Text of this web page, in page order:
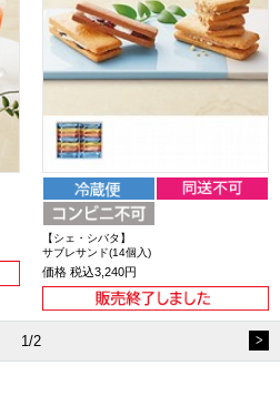
【シェ・シバタ】
サブレサンド(14個入)
価格 税込3,240円
1/2